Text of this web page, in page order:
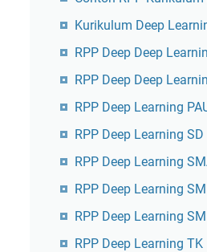
Kurikulum Deep
RPP Deep Deep
RPP Deep Deep
RPP Deep Learning
RPP Deep Learning SD
RPP Deep Learning
RPP Deep Learning
RPP Deep Learning
RPP Deep Learning TK